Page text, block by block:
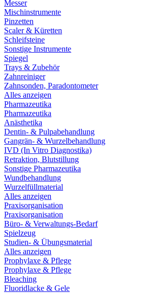
Messer
Mischinstrumente
Pinzetten
Scaler & Küretten
Schleifsteine
Sonstige Instrumente
Spiegel
Trays & Zubehör
Zahnreiniger
Zahnsonden, Paradontometer
Alles anzeigen
Pharmazeutika
Pharmazeutika
Anästhetika
Dentin- & Pulpabehandlung
Gangrän- & Wurzelbehandlung
IVD (In Vitro Diagnostika)
Retraktion, Blutstillung
Sonstige Pharmazeutika
Wundbehandlung
Wurzelfüllmaterial
Alles anzeigen
Praxisorganisation
Praxisorganisation
Büro- & Verwaltungs-Bedarf
Spielzeug
Studien- & Übungsmaterial
Alles anzeigen
Prophylaxe & Pflege
Prophylaxe & Pflege
Bleaching
Fluoridlacke & Gele